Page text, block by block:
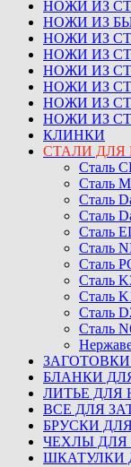
НОЖИ ИЗ
НОЖИ ИЗ
НОЖИ ИЗ
НОЖИ ИЗ
НОЖИ ИЗ
НОЖИ ИЗ
НОЖИ ИЗ
НОЖИ ИЗ
КЛИНКИ
СТАЛИ
Сталь
Сталь
Сталь
Сталь
Сталь
Сталь
Сталь
Сталь
Сталь
Сталь
Сталь
БЛАНКИ
ЛИТЬЕ ДЛЯ
ВСЕ ДЛЯ
БРУСКИ
ЧЕХЛЫ
ШКАТУЛКИ